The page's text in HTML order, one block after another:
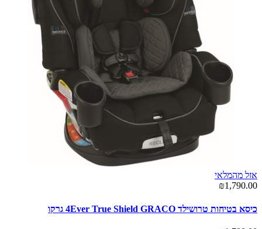
אזל מהמלאי
₪1,790.00
כיסא בטיחות טרושילד 4Ever True Shield GRACO גרקו